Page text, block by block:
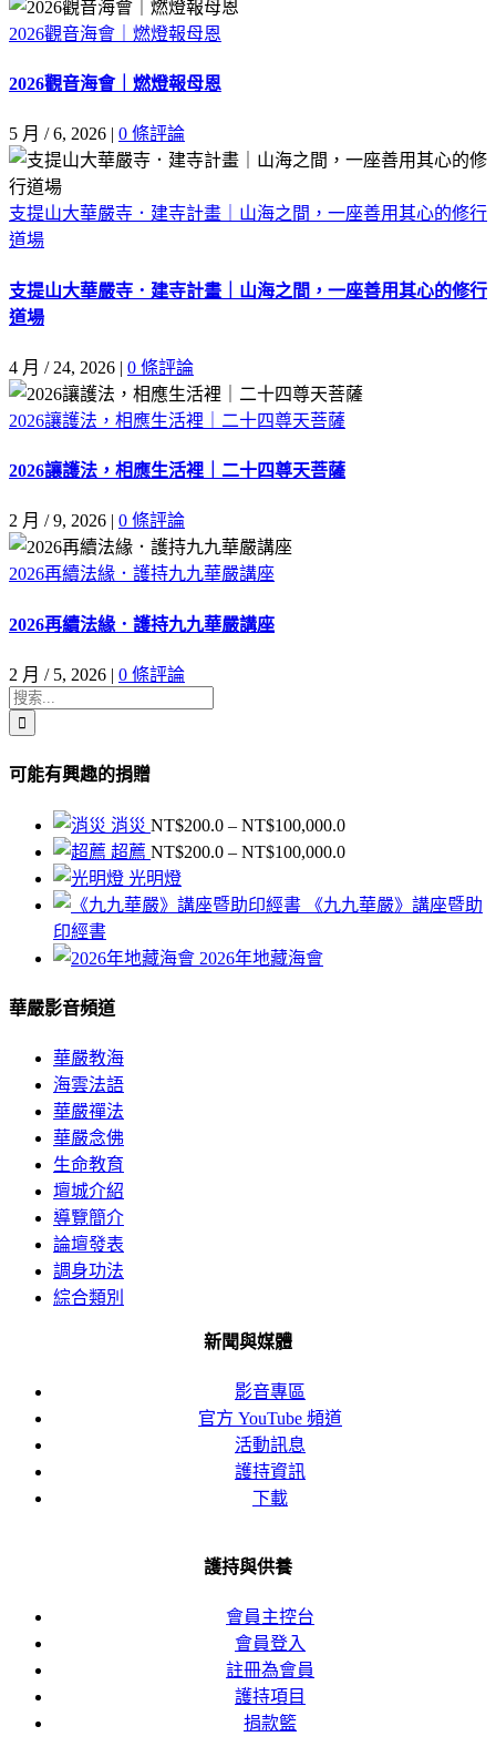
2026觀音海會｜燃燈報母恩
2026觀音海會｜燃燈報母恩
5 月 / 6, 2026 | 0 條評論
支提山大華嚴寺．建寺計畫｜山海之間，一座善用其心的修行
道場
支提山大華嚴寺．建寺計畫｜山海之間，一座善用其心的修行
道場
4 月 / 24, 2026 | 0 條評論
2026讓護法，相應生活裡｜二十四尊天菩薩
2026讓護法，相應生活裡｜二十四尊天菩薩
2 月 / 9, 2026 0 條評論
2026再續法緣．護持九九華嚴講座
2026再續法緣．護持九九華嚴講座
2 月 / 5, 2026 | 0 條評論
搜
索
果：
可能有興趣的捐贈
消災 NT$200.0 – NT$100,000.0價
格
圍：
超薦 NT$200.0 – NT$100,000.0價
範
光明燈
《九九華嚴》講座暨助
印經書
2026年地藏海會
華嚴影音頻道
華嚴教海
海雲法語
華嚴禪法
華嚴念佛
生命教育
壇城介紹
導覽簡介
論壇發表
調身功法
綜合類別
新聞與媒體
影音專區
官方 YouTube 頻道
活動訊息
護持資訊
下載
護持與供養
會員主控台
會員登入
註冊為會員
護持項目
捐款籃